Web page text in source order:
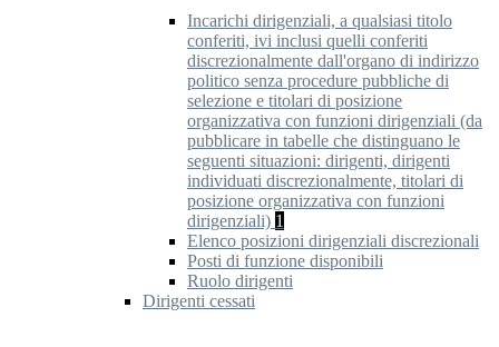
Incarichi dirigenziali, a qualsiasi titolo
conferiti, ivi inclusi quelli conferiti
discrezionalmente dall'organo di indirizzo
politico senza procedure pubbliche di
selezione e titolari di posizione
organizzativa con funzioni dirigenziali (da
pubblicare in tabelle che distinguano le
seguenti situazioni: dirigenti, dirigenti
individuati discrezionalmente, titolari di
posizione organizzativa con funzioni
dirigenziali) 1
Elenco posizioni dirigenziali discrezionali
Posti di funzione disponibili
Ruolo dirigenti
Dirigenti cessati